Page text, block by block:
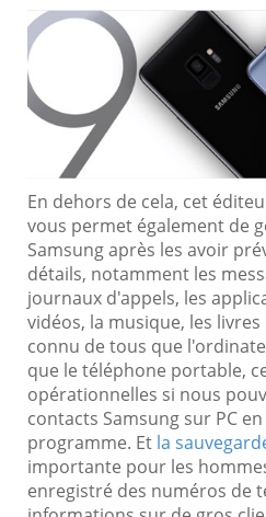
En dehors de cela, cet
vous permet également de
Samsung après les avoir
détails, notamment les
journaux d'appels, les
vidéos, la musique, les
connu de tous que
que le téléphone portable,
opérationnelles si nous
contacts Samsung sur PC
programme. Et la
importante pour les
enregistré des numéros de